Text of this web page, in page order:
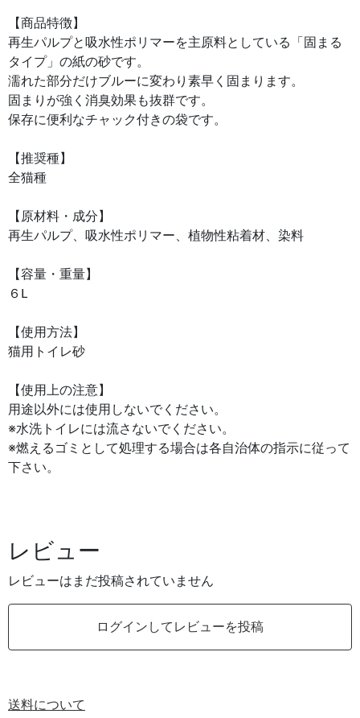
【商品特徴】
再生パルプと吸水性ポリマーを主原料としている「固まる
タイプ」の紙の砂です。
濡れた部分だけブルーに変わり素早く固まります。
固まりが強く消臭効果も抜群です。
保存に便利なチャック付きの袋です。
【推奨種】
全猫種
【原材料・成分】
再生パルプ、吸水性ポリマー、植物性粘着材、染料
【容量・重量】
６L
【使用方法】
猫用トイレ砂
【使用上の注意】
用途以外には使用しないでください。
※水洗トイレには流さないでください。
※燃えるゴミとして処理する場合は各自治体の指示に従って
下さい。
レビュー
レビューはまだ投稿されていません
ログインしてレビューを投稿
送料について